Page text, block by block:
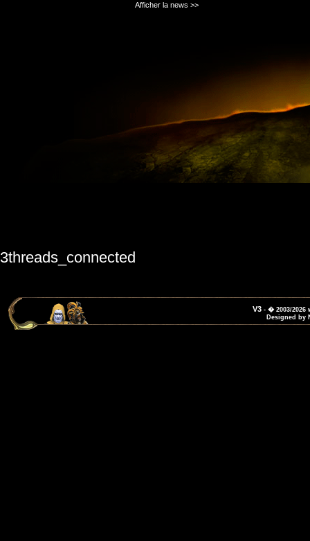
Afficher la news >>
V3 - � 2003/
Designed by
3threads_connected